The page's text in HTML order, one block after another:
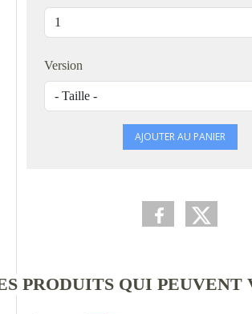
Version
AJOUTER AU PANIER
PRODUITS QUI PEUVENT